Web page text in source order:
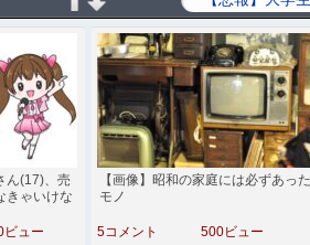
ん(17)、売
きゃいけな
ビュー
【画像】昭和の家庭には必ずあった
モノ
5コメント 500ビュー